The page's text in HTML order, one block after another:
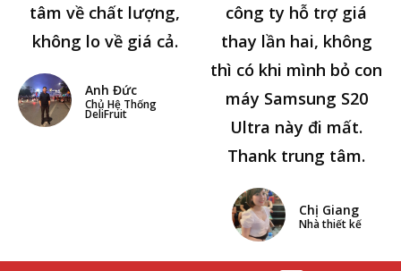
tâm về chất lượng,
không lo về giá cả.
Anh Đức
Chủ Hệ Thống
DeliFruit
công ty hỗ trợ giá
thay lần hai, không
thì có khi mình bỏ con
máy Samsung S20
Ultra này đi mất.
Thank trung tâm.
Chị Giang
Nhà thiết kế